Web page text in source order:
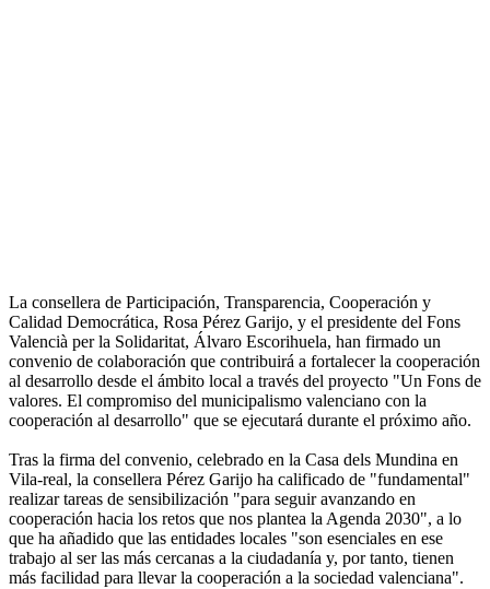
La consellera de Participación, Transparencia, Cooperación y
Calidad Democrática, Rosa Pérez Garijo, y el presidente del Fons
Valencià per la Solidaritat, Álvaro Escorihuela, han firmado un
convenio de colaboración que contribuirá a fortalecer la cooperación
al desarrollo desde el ámbito local a través del proyecto "Un Fons de
valores. El compromiso del municipalismo valenciano con la
cooperación al desarrollo" que se ejecutará durante el próximo año.
Tras la firma del convenio, celebrado en la Casa dels Mundina en
Vila-real, la consellera Pérez Garijo ha calificado de "fundamental"
realizar tareas de sensibilización "para seguir avanzando en
cooperación hacia los retos que nos plantea la Agenda 2030", a lo
que ha añadido que las entidades locales "son esenciales en ese
trabajo al ser las más cercanas a la ciudadanía y, por tanto, tienen
más facilidad para llevar la cooperación a la sociedad valenciana".